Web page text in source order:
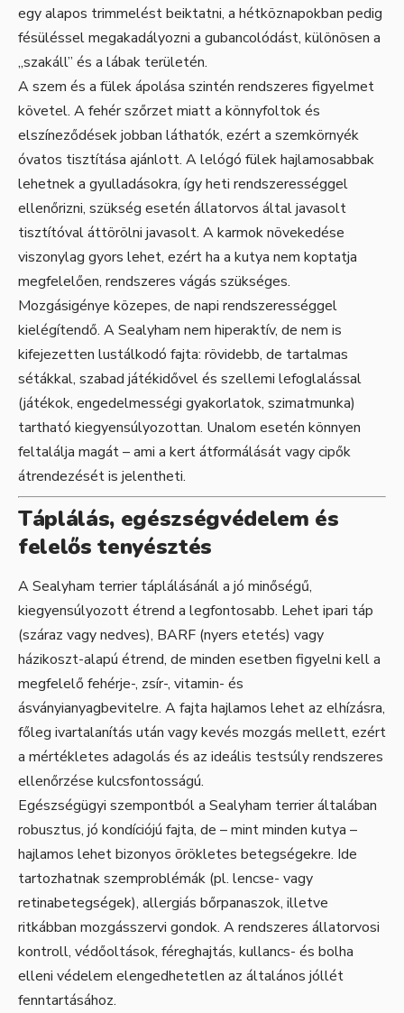
egy alapos trimmelést beiktatni, a hétköznapokban pedig
fésüléssel megakadályozni a gubancolódást, különösen a
„szakáll” és a lábak területén.
A szem és a fülek ápolása szintén rendszeres figyelmet
követel. A fehér szőrzet miatt a könnyfoltok és
elszíneződések jobban láthatók, ezért a szemkörnyék
óvatos tisztítása ajánlott. A lelógó fülek hajlamosabbak
lehetnek a gyulladásokra, így heti rendszerességgel
ellenőrizni, szükség esetén állatorvos által javasolt
tisztítóval áttörölni javasolt. A karmok növekedése
viszonylag gyors lehet, ezért ha a kutya nem koptatja
megfelelően, rendszeres vágás szükséges.
Mozgásigénye közepes, de napi rendszerességgel
kielégítendő. A Sealyham nem hiperaktív, de nem is
kifejezetten lustálkodó fajta: rövidebb, de tartalmas
sétákkal, szabad játékidővel és szellemi lefoglalással
(játékok, engedelmességi gyakorlatok, szimatmunka)
tartható kiegyensúlyozottan. Unalom esetén könnyen
feltalálja magát – ami a kert átformálását vagy cipők
átrendezését is jelentheti.
Táplálás, egészségvédelem és
felelős tenyésztés
A Sealyham terrier táplálásánál a jó minőségű,
kiegyensúlyozott étrend a legfontosabb. Lehet ipari táp
(száraz vagy nedves), BARF (nyers etetés) vagy
házikoszt-alapú étrend, de minden esetben figyelni kell a
megfelelő fehérje-, zsír-, vitamin- és
ásványianyagbevitelre. A fajta hajlamos lehet az elhízásra,
főleg ivartalanítás után vagy kevés mozgás mellett, ezért
a mértékletes adagolás és az ideális testsúly rendszeres
ellenőrzése kulcsfontosságú.
Egészségügyi szempontból a Sealyham terrier általában
robusztus, jó kondíciójú fajta, de – mint minden kutya –
hajlamos lehet bizonyos örökletes betegségekre. Ide
tartozhatnak szemproblémák (pl. lencse- vagy
retinabetegségek), allergiás bőrpanaszok, illetve
ritkábban mozgásszervi gondok. A rendszeres állatorvosi
kontroll, védőoltások, féreghajtás, kullancs- és bolha
elleni védelem elengedhetetlen az általános jóllét
fenntartásához.